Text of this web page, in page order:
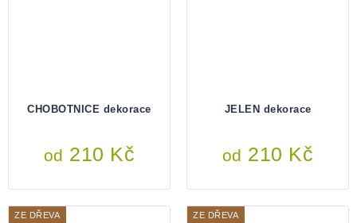
CHOBOTNICE dekorace
od 210 Kč
JELEN dekorace
od 210 Kč
ZE DŘEVA ZE DŘEVA